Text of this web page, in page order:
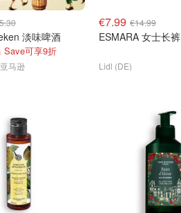
淡味啤酒
Save可享9折
马逊
€7.99 €14.99
ESMARA 女士长裤
Lidl (DE)